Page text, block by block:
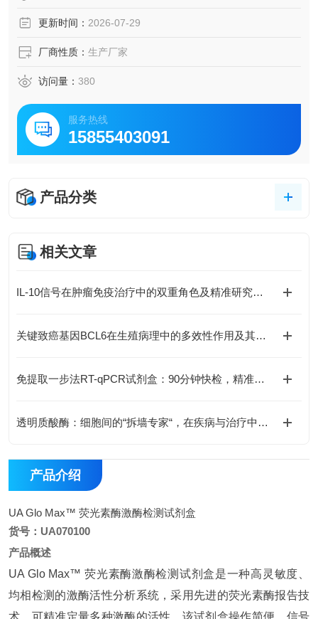
更新时间： 2026-07-29
厂商性质： 生产厂家
访问量： 380
服务热线
15855403091
产品分类
相关文章
IL-10信号在肿瘤免疫治疗中的双重角色及精准研究策略
关键致癌基因BCL6在生殖病理中的多效性作用及其分子机制
免提取一步法RT-qPCR试剂盒：90分钟快检，精准省心
透明质酸酶：细胞间的“拆墙专家“，在疾病与治疗中的双面角色
产品介绍
UA Glo Max™ 荧光素酶激酶检测试剂盒
货号：UA070100
产品概述
UA Glo Max™ 荧光素酶激酶检测试剂盒是一种高灵敏度、
均相检测的激酶活性分析系统，采用先进的荧光素酶报告技
术，可精准定量多种激酶的活性。该试剂盒操作简便，信号